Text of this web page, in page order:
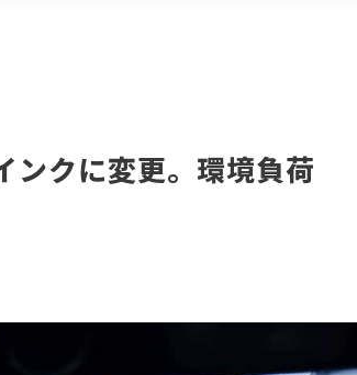
ンクに変更。環境負荷